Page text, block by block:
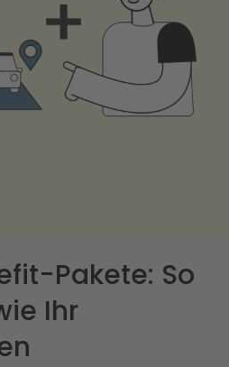
Pakete: So
Ihr